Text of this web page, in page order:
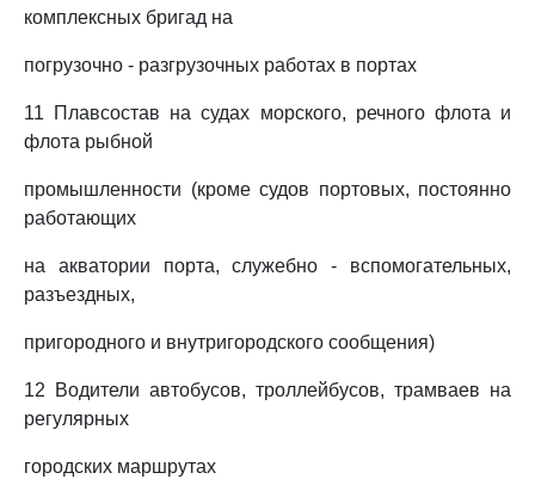
комплексных бригад на
погрузочно - разгрузочных работах в портах
11 Плавсостав на судах морского, речного флота и
флота рыбной
промышленности (кроме судов портовых, постоянно
работающих
на акватории порта, служебно - вспомогательных,
разъездных,
пригородного и внутригородского сообщения)
12 Водители автобусов, троллейбусов, трамваев на
регулярных
городских маршрутах